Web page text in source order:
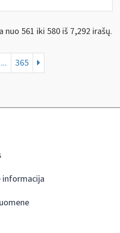
nuo 561 iki 580 iš 7,292 irašų.
... 365